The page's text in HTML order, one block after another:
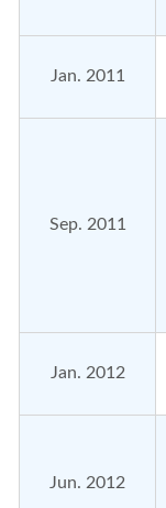
Jan. 2011
Sep. 2011
Jan. 2012
Jun. 2012